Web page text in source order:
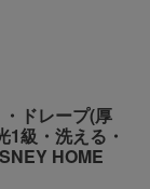
ます。
何卒ご理解賜
す。
ドレープ(厚
級・洗える・
HOME